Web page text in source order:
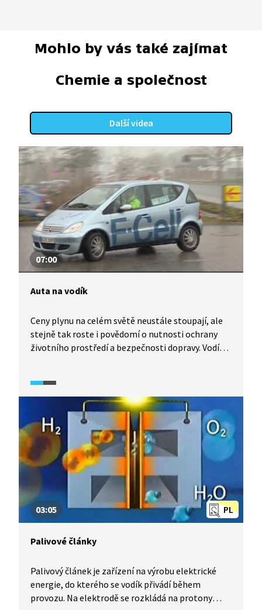
Mohlo by vás také zajímat
Chemie a společnost
Další videa
07:00
Auta na vodík
Ceny plynu na celém světě neustále stoupají, ale
stejně tak roste i povědomí o nutnosti ochrany
životního prostředí a bezpečnosti dopravy. Vodík
projektu ZeroRegio nyní probíhají mezinárodní
testy, které mají zjistit nároky na infrastrukturu
při každodenní spotřebě vodíku i nezbytné
předpoklady pro životaschopnost automobilů
na vodík na celosvětovém trhu. Automobilové
i ropné společnosti Evropy nyní hlásí příznivé
výsledky tohoto projektu a naznačují, že vodík se
skutečně stane palivem budoucnosti.
PL
03:05
Palivové články
Palivový článek je zařízení na výrobu elektrické
energie, do kterého se vodík přivádí během
provozu. Na elektrodě se rozkládá na protony